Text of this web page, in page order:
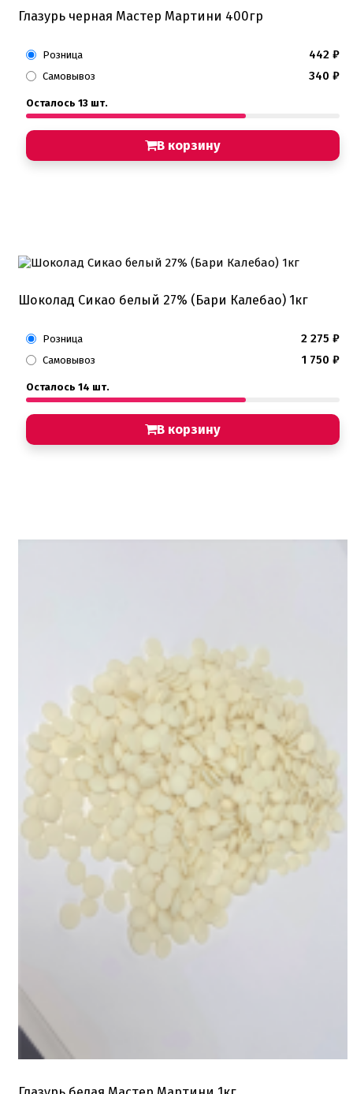
Глазурь черная Мастер Мартини 400гр
Розница 442 ₽
Самовывоз 340 ₽
Осталось 13 шт.
В корзину
Шоколад Сикао белый 27% (Бари Калебао) 1кг
Розница 2 275 ₽
Самовывоз 1 750 ₽
Осталось 14 шт.
В корзину